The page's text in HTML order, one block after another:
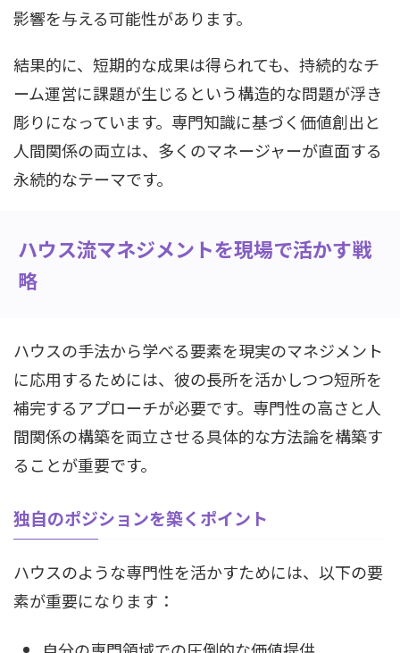
影響を与える可能性があります。
結果的に、短期的な成果は得られても、持続的なチ
ーム運営に課題が生じるという構造的な問題が浮き
彫りになっています。専門知識に基づく価値創出と
人間関係の両立は、多くのマネージャーが直面する
永続的なテーマです。
ハウス流マネジメントを現場で活かす戦
略
ハウスの手法から学べる要素を現実のマネジメント
に応用するためには、彼の長所を活かしつつ短所を
補完するアプローチが必要です。専門性の高さと人
間関係の構築を両立させる具体的な方法論を構築す
ることが重要です。
独自のポジションを築くポイント
ハウスのような専門性を活かすためには、以下の要
素が重要になります：